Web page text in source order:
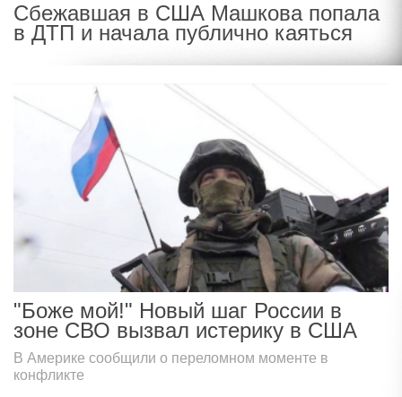
Сбежавшая в США Машкова попала
в ДТП и начала публично каяться
"Боже мой!" Новый шаг России в
зоне СВО вызвал истерику в США
В Америке сообщили о переломном моменте в
конфликте